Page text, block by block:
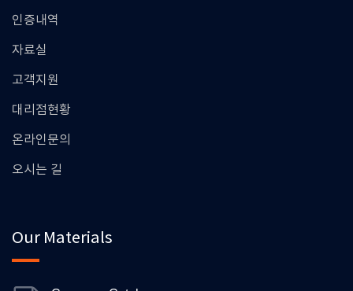
인증내역
자료실
고객지원
대리점현황
온라인문의
오시는 길
Our Materials